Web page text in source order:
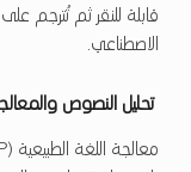
قابلة للنقر ثم تُترجم
الاصطناعي.
تحليل النصوص